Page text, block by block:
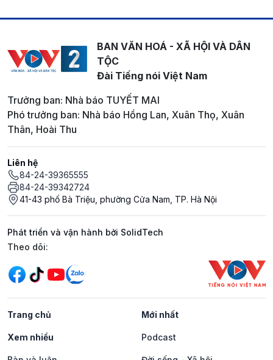
BAN VĂN HOÁ - XÃ HỘI VÀ DÂN
TỘC
Đài Tiếng nói Việt Nam
Trưởng ban: Nhà báo TUYẾT MAI
Phó trưởng ban: Nhà báo Hồng Lan, Xuân Thọ, Xuân
Thân, Hoài Thu
Liên hệ
84-24-39365555
84-24-39342724
41-43 phố Bà Triệu, phường Cửa Nam, TP. Hà Nội
Phát triển và vận hành bởi SolidTech
Mạng xã hội
Theo dõi:
Trang chủ Mới nhất
Xem nhiều Podcast